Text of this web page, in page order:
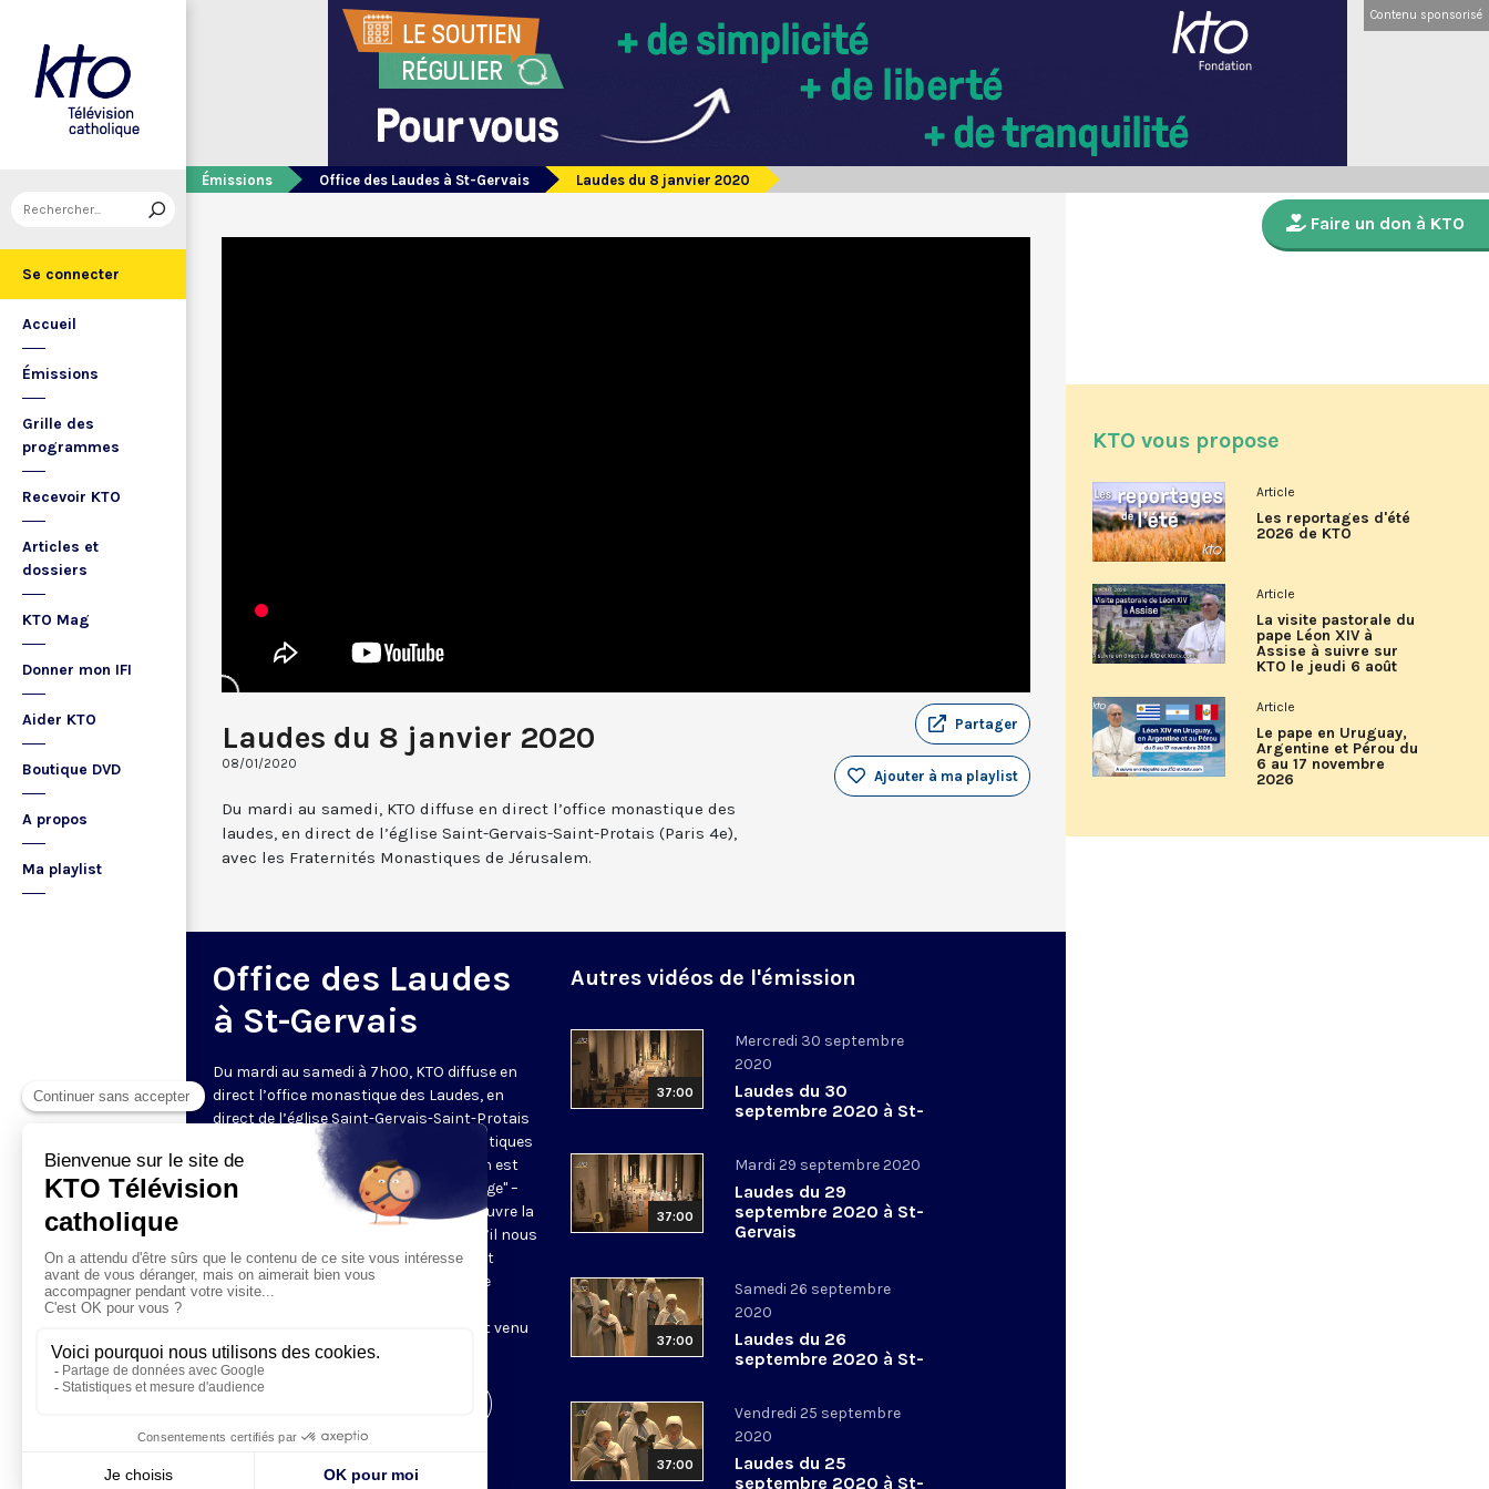
Se connecter
Accueil
Émissions
Grille des
programmes
Recevoir KTO
Articles et
dossiers
KTO Mag
Donner mon IFI
Aider KTO
Boutique DVD
A propos
Ma playlist
Contenu sponsorisé
Émissions Office des Laudes à St-Gervais Laudes du 8 janvier 2020
Laudes du 8 janvier 2020
08/01/2020
Partager
Ajouter à ma playlist
Du mardi au samedi, KTO diffuse en direct l’office monastique des
laudes, en direct de l’église Saint-Gervais-Saint-Protais (Paris 4e),
avec les Fraternités Monastiques de Jérusalem.
Office des Laudes
à St-Gervais
Du mardi au samedi à 7h00, KTO diffuse en
direct l’office monastique des Laudes, en
direct de l’église Saint-Gervais-Saint-Protais
(Paris IVe), avec les Fraternités Monastiques
de Jérusalem. Les Laudes – dont le nom est
dérivé du terme latin qui signifie "louange" –
sont d’abord la prière de louange qui ouvre la
journée pour remercier Dieu du don qu’il nous
fait de ce jour nouveau, et le placer tout
entier sous son regard. Mais son heure
Résurrection du Seigneur, "soleil levant venu
nous visiter" (Lc 1,28).
Autres vidéos de l'émission
37:00
Mercredi 30 septembre
2020
Laudes du 30
septembre 2020 à St-
37:00
Mardi 29 septembre 2020
Laudes du 29
septembre 2020 à St-
Gervais
37:00
Samedi 26 septembre
2020
Laudes du 26
septembre 2020 à St-
37:00
Vendredi 25 septembre
2020
Laudes du 25
septembre 2020 à St-
Faire un don à KTO
KTO vous propose
Article
Les reportages d'été
2026 de KTO
Article
La visite pastorale du
pape Léon XIV à
Assise à suivre sur
KTO le jeudi 6 août
Article
Le pape en Uruguay,
Argentine et Pérou du
6 au 17 novembre
2026